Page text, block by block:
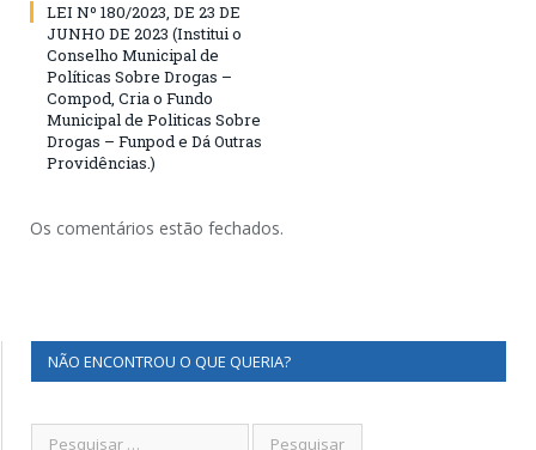
LEI Nº 180/2023, DE 23 DE
JUNHO DE 2023 (Institui o
Conselho Municipal de
Políticas Sobre Drogas –
Compod, Cria o Fundo
Municipal de Politicas Sobre
Drogas – Funpod e Dá Outras
Providências.)
Os comentários estão fechados.
NÃO ENCONTROU O QUE QUERIA?